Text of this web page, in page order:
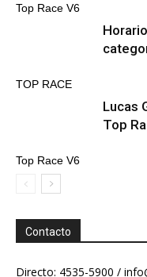
Top Race V6
TOP RACE
Top Race V6
Lucas
Top
Contacto
Directo: 4535-5900 /